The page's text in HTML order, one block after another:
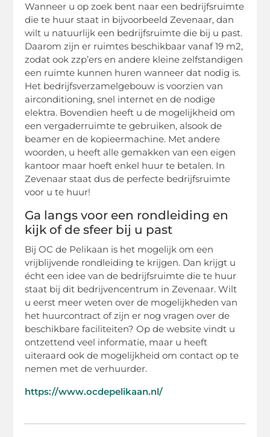
Wanneer u op zoek bent naar een bedrijfsruimte
die te huur staat in bijvoorbeeld Zevenaar, dan
wilt u natuurlijk een bedrijfsruimte die bij u past.
Daarom zijn er ruimtes beschikbaar vanaf 19 m2,
zodat ook zzp’ers en andere kleine zelfstandigen
een ruimte kunnen huren wanneer dat nodig is.
Het bedrijfsverzamelgebouw is voorzien van
airconditioning, snel internet en de nodige
elektra. Bovendien heeft u de mogelijkheid om
een vergaderruimte te gebruiken, alsook de
beamer en de kopieermachine. Met andere
woorden, u heeft alle gemakken van een eigen
kantoor maar hoeft enkel huur te betalen. In
Zevenaar staat dus de perfecte bedrijfsruimte
voor u te huur!
Ga langs voor een rondleiding en
kijk of de sfeer bij u past
Bij OC de Pelikaan is het mogelijk om een
vrijblijvende rondleiding te krijgen. Dan krijgt u
écht een idee van de bedrijfsruimte die te huur
staat bij dit bedrijvencentrum in Zevenaar. Wilt
u eerst meer weten over de mogelijkheden van
het huurcontract of zijn er nog vragen over de
beschikbare faciliteiten? Op de website vindt u
ontzettend veel informatie, maar u heeft
uiteraard ook de mogelijkheid om contact op te
nemen met de verhuurder.
https://www.ocdepelikaan.nl/